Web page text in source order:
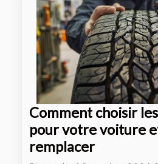
Comment choisir
pour votre voiture
remplacer